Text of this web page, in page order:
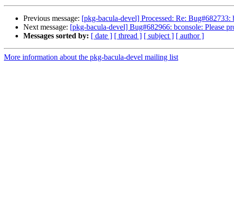
Previous message: [pkg-bacula-devel] Processed: Re:
Next message: [pkg-bacula-devel] Bug#682966: bconsole: Please
Messages sorted by: [ date ] [ thread ] [ subject ] [ author ]
More information about the pkg-bacula-devel mailing list